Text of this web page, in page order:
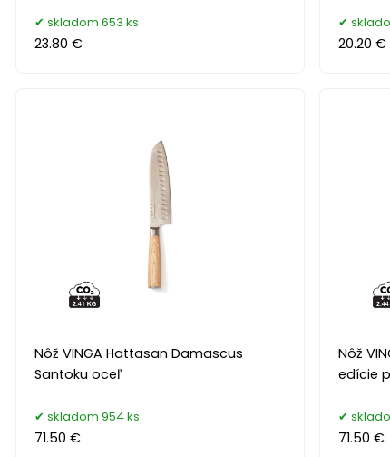
skladom 653 ks
23.80 € 20.20 €
Nôž VINGA Hattasan Damascus
Santoku oceľ
skladom 954 ks
71.50 €
Nôž
edície
71.50 €